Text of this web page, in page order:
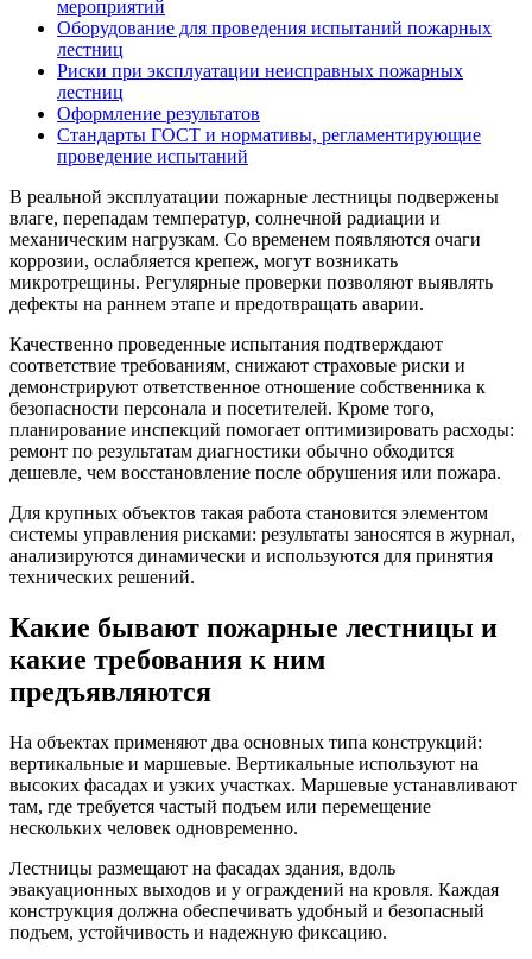
мероприятий
Оборудование для проведения испытаний пожарных
лестниц
Риски при эксплуатации неисправных пожарных
лестниц
Оформление результатов
Стандарты ГОСТ и нормативы, регламентирующие
проведение испытаний
В реальной эксплуатации пожарные лестницы подвержены
влаге, перепадам температур, солнечной радиации и
механическим нагрузкам. Со временем появляются очаги
коррозии, ослабляется крепеж, могут возникать
микротрещины. Регулярные проверки позволяют выявлять
дефекты на раннем этапе и предотвращать аварии.
Качественно проведенные испытания подтверждают
соответствие требованиям, снижают страховые риски и
демонстрируют ответственное отношение собственника к
безопасности персонала и посетителей. Кроме того,
планирование инспекций помогает оптимизировать расходы:
ремонт по результатам диагностики обычно обходится
дешевле, чем восстановление после обрушения или пожара.
Для крупных объектов такая работа становится элементом
системы управления рисками: результаты заносятся в журнал,
анализируются динамически и используются для принятия
технических решений.
Какие бывают пожарные лестницы и
какие требования к ним
предъявляются
На объектах применяют два основных типа конструкций:
вертикальные и маршевые. Вертикальные используют на
высоких фасадах и узких участках. Маршевые устанавливают
там, где требуется частый подъем или перемещение
нескольких человек одновременно.
Лестницы размещают на фасадах здания, вдоль
эвакуационных выходов и у ограждений на кровля. Каждая
конструкция должна обеспечивать удобный и безопасный
подъем, устойчивость и надежную фиксацию.